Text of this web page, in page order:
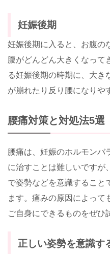
妊娠後期
妊娠後期に入ると、お腹の
腹がどんどん大きくなって
る妊娠後期の時期に、大き
が崩れたり反り腰になりや
腰痛対策と対処法5選
腰痛は、妊娠のホルモンバ
に治すことは難しいですが
で姿勢などを意識すること
ます。痛みの原因によって
ご自身にできるものをぜひ
正しい姿勢を意識す